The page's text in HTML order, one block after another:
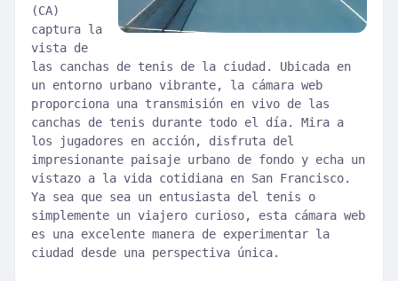
(CA)
captura la
vista de
las canchas de tenis de la ciudad. Ubicada en
un entorno urbano vibrante, la cámara web
proporciona una transmisión en vivo de las
canchas de tenis durante todo el día. Mira a
los jugadores en acción, disfruta del
impresionante paisaje urbano de fondo y echa un
vistazo a la vida cotidiana en San Francisco.
Ya sea que sea un entusiasta del tenis o
simplemente un viajero curioso, esta cámara web
es una excelente manera de experimentar la
ciudad desde una perspectiva única.